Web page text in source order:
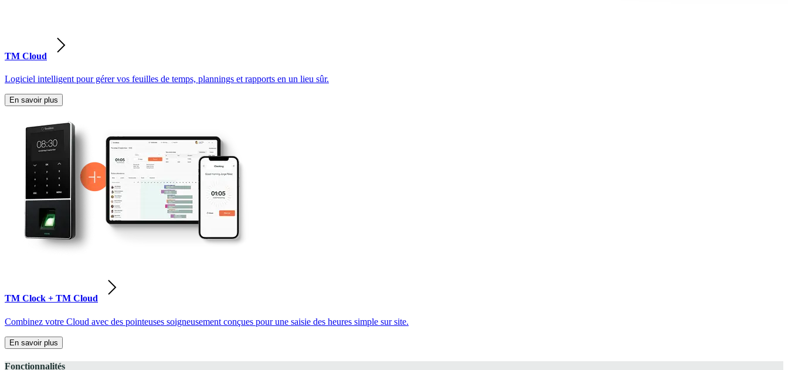
TM Cloud
Logiciel intelligent pour gérer vos feuilles de temps, plannings et rapports en un lieu sûr.
En savoir plus
TM Clock + TM Cloud
Combinez votre Cloud avec des pointeuses soigneusement conçues pour une saisie des heures simple sur site.
En savoir plus
Fonctionnalités